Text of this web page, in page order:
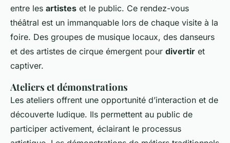
entre les artistes et le public. Ce rendez-vous
théâtral est un immanquable lors de chaque visite à la
foire. Des groupes de musique locaux, des danseurs
et des artistes de cirque émergent pour divertir et
captiver.
Ateliers et démonstrations
Les ateliers offrent une opportunité d’interaction et de
découverte ludique. Ils permettent au public de
participer activement, éclairant le processus